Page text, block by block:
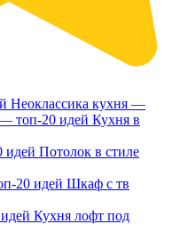
Неоклассика кухня —
Кухня в
Потолок в стиле
Шкаф с тв
Кухня лофт под